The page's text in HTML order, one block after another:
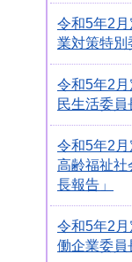
令和5年2
業対策特別
令和5年2
民生活委員
令和5年2月
高齢福祉社
長報告」
令和5年2
働企業委員